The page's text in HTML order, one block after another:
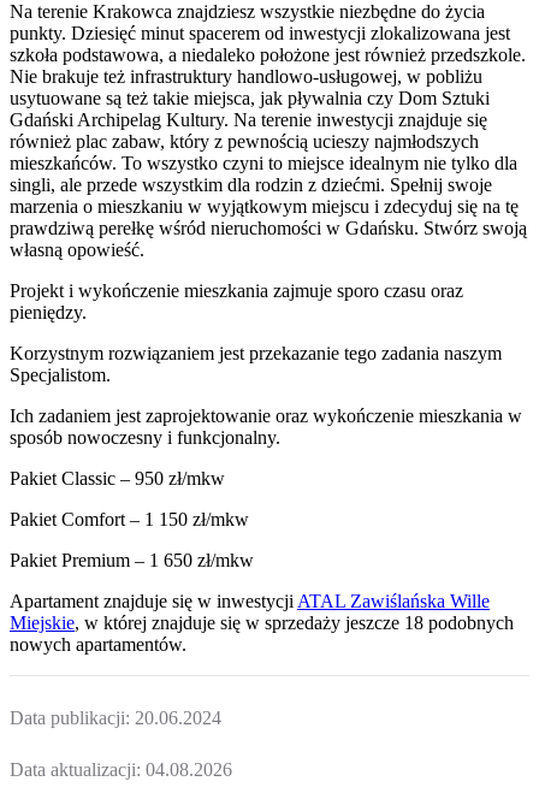
Na terenie Krakowca znajdziesz wszystkie niezbędne do życia
punkty. Dziesięć minut spacerem od inwestycji zlokalizowana jest
szkoła podstawowa, a niedaleko położone jest również przedszkole.
Nie brakuje też infrastruktury handlowo-usługowej, w pobliżu
usytuowane są też takie miejsca, jak pływalnia czy Dom Sztuki
Gdański Archipelag Kultury. Na terenie inwestycji znajduje się
również plac zabaw, który z pewnością ucieszy najmłodszych
mieszkańców. To wszystko czyni to miejsce idealnym nie tylko dla
singli, ale przede wszystkim dla rodzin z dziećmi. Spełnij swoje
marzenia o mieszkaniu w wyjątkowym miejscu i zdecyduj się na tę
prawdziwą perełkę wśród nieruchomości w Gdańsku. Stwórz swoją
własną opowieść.
Projekt i wykończenie mieszkania zajmuje sporo czasu oraz
pieniędzy.
Korzystnym rozwiązaniem jest przekazanie tego zadania naszym
Specjalistom.
Ich zadaniem jest zaprojektowanie oraz wykończenie mieszkania w
sposób nowoczesny i funkcjonalny.
Pakiet Classic – 950 zł/mkw
Pakiet Comfort – 1 150 zł/mkw
Pakiet Premium – 1 650 zł/mkw
Apartament znajduje się w inwestycji ATAL Zawiślańska Wille
Miejskie, w której znajduje się w sprzedaży jeszcze 18 podobnych
nowych apartamentów.
Data publikacji: 20.06.2024
Data aktualizacji: 04.08.2026